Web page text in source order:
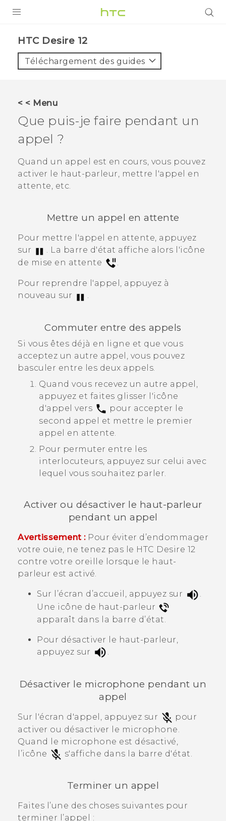
VIVE
VIVERSE
ASSISTANCE
Appareils HTC & Accessoires
HTC Desire 12‎
Téléchargement des guides
< < Menu
Que puis-je faire pendant un
appel ?
Quand un appel est en cours, vous pouvez
activer le haut-parleur, mettre l'appel en
attente, etc.
Mettre un appel en attente
Pour mettre l'appel en attente, appuyez
sur
La barre d'état affiche alors l'icône
de mise en attente
.
Pour reprendre l'appel, appuyez à
nouveau sur
.
Commuter entre des appels
Si vous êtes déjà en ligne et que vous
acceptez un autre appel, vous pouvez
basculer entre les deux appels.
Quand vous recevez un autre appel,
appuyez et faites glisser l'icône
d'appel vers
pour accepter le
second appel et mettre le premier
appel en attente.
Pour permuter entre les
interlocuteurs, appuyez sur celui avec
lequel vous souhaitez parler.
Activer ou désactiver le haut-parleur
pendant un appel
Avertissement :Pour éviter d’endommager
votre ouïe, ne tenez pas le HTC Desire 12
contre votre oreille lorsque le haut-
parleur est activé.
Sur l’écran d’accueil, appuyez sur
.
Une icône de haut-parleur
apparaît dans la barre d’état.
Pour désactiver le haut-parleur,
appuyez sur
.
Désactiver le microphone pendant un
appel
Sur l'écran d'appel, appuyez sur
pour
activer ou désactiver le microphone.
Quand le microphone est désactivé,
l’icône
s'affiche dans la barre d'état.
Terminer un appel
Faites l’une des choses suivantes pour
terminer l’appel :